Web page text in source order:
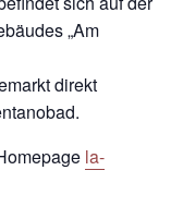
„Am
direkt
la-